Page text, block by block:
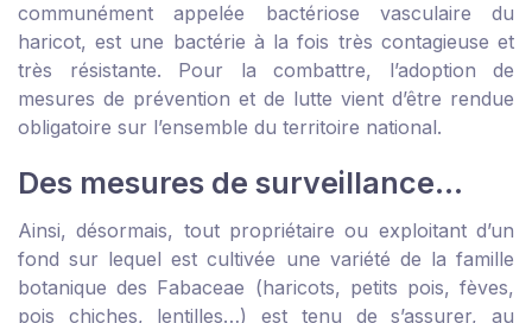
communément appelée bactériose vasculaire du
haricot, est une bactérie à la fois très contagieuse et
très résistante. Pour la combattre, l’adoption de
mesures de prévention et de lutte vient d’être rendue
obligatoire sur l’ensemble du territoire national.
Des mesures de surveillance…
Ainsi, désormais, tout propriétaire ou exploitant d’un
fond sur lequel est cultivée une variété de la famille
botanique des Fabaceae (haricots, petits pois, fèves,
pois chiches, lentilles…) est tenu de s’assurer, au